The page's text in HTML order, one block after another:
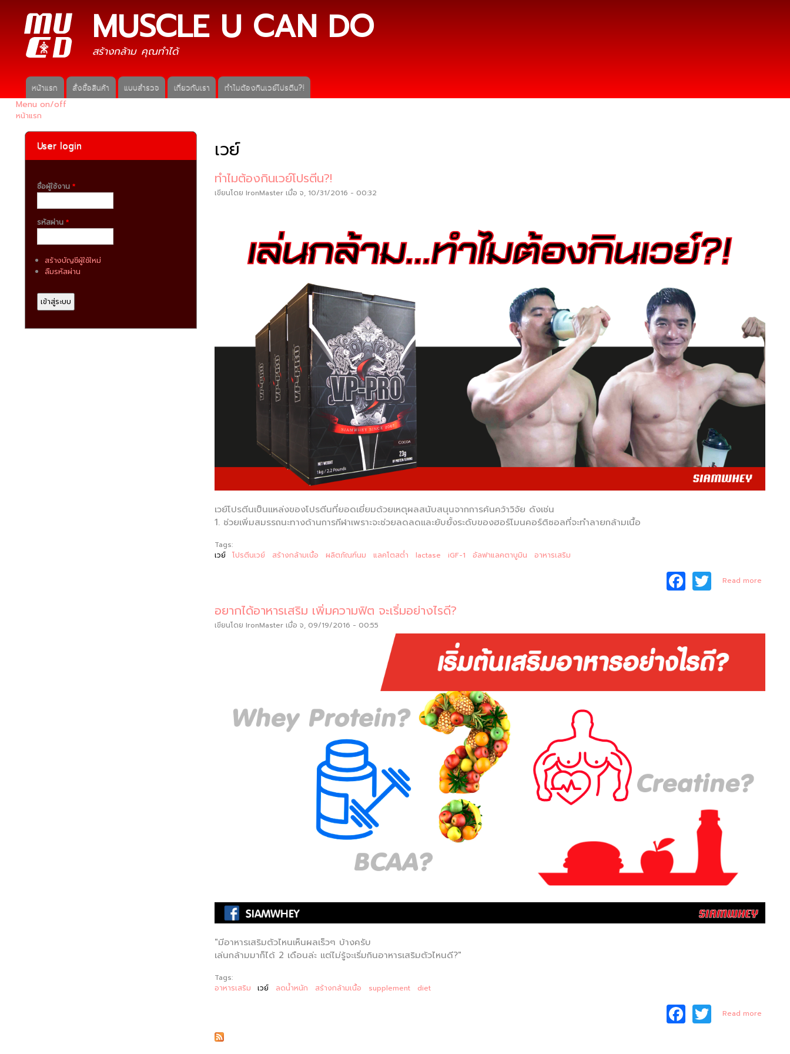
ไปยัง
เนื้อหา
MUSCLE U CAN DO
สร้างกล้าม คุณทำได้
Main menu
หน้าแรก สั่งซื้อสินค้า แบบสำรวจ เกี่ยวกับเรา ทำไมต้องกินเวย์โปรตีน?!
Menu on/off
หน้าแรก
เวย์
ทำไมต้องกินเวย์โปรตีน?!
เขียนโดย IronMasterเมื่อ จ, 10/31/2016 - 00:32
เวย์โปรตีนเป็นแหล่งของโปรตีนที่ยอดเยี่ยมด้วยเหตุผลสนับสนุนจากการค้นคว้าวิจัย ดังเช่น
1. ช่วยเพิ่มสมรรถนะทางด้านการกีฬาเพราะจะช่วยลดลดและยับยั้งระดับของฮอร์โมนคอร์ติซอลที่จะทำลายกล้ามเนื้อ
Tags:
เวย์
โปรตีนเวย์ สร้างกล้ามเนื้อ ผลิตภัณฑ์นม แลคโตสต่ำ lactase iGF-1 อัลฟาแลคตาบูมิน อาหารเสริม
F
a
e
b
o
o
T
er
Read more
อยากได้อาหารเสริม เพิ่มความฟิต จะเริ่มอย่างไรดี?
เขียนโดย IronMasterเมื่อ จ, 09/19/2016 - 00:55
"มีอาหารเสริมตัวไหนเห็นผลเร็วๆ บ้างครับ
เล่นกล้ามมาก็ได้ 2 เดือนล่ะ แต่ไม่รู้จะเริ่มกินอาหารเสริมตัวไหนดี?"
Tags:
อาหารเสริม
เวย์ ลดน้ำหนัก สร้างกล้ามเนื้อ supplement diet
F
a
T
Read more
User login
ชื่อผู้ใช้งาน *
รหัสผ่าน *
สร้างบัญชีผู้ใช้ใหม่
ลืมรหัสผ่าน